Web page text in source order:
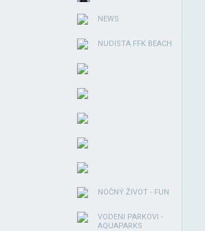
NEWS
NUDISTA FFK BEACH
NOČNÝ ŽIVOT - FUN
VODENI PARKOVI -
AQUAPARKS